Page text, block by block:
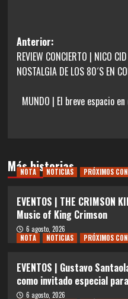
Navegación
de
entradas
Anterior:
REVIEW CONCIERTO | NICO
NOSTALGIA DE LOS 80´S EN
MUNDO | El breve espacio
Más historias
NOTA NOTICIAS PRÓXIMOS
EVENTOS | THE CRIMSON
Music of King Crimson
6 agosto, 2026
NOTA
NOTICIAS PRÓXIMOS
EVENTOS | Gustavo
como invitado especial
6 agosto, 2026